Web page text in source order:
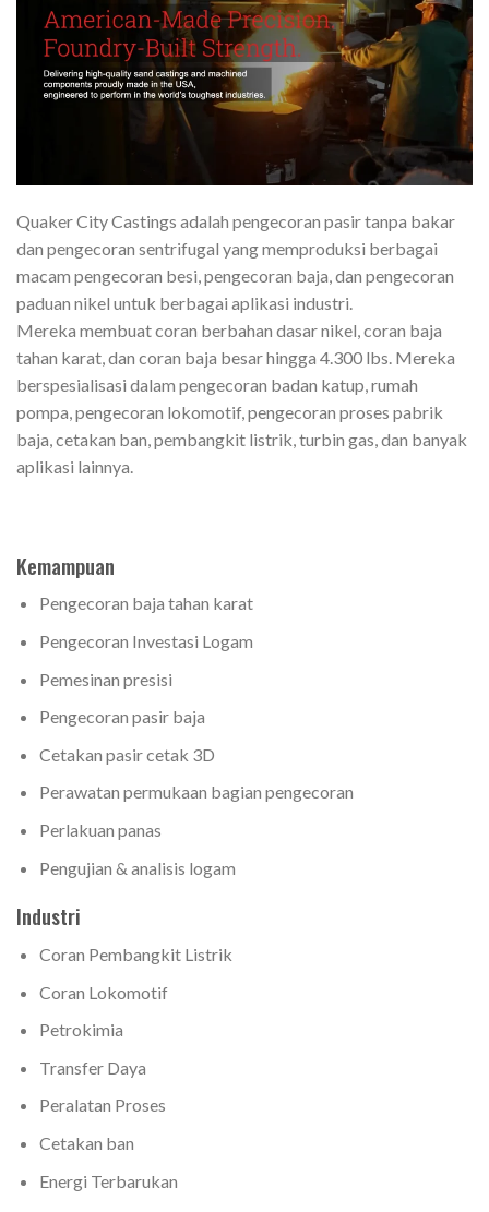
Quaker City Castings adalah pengecoran pasir tanpa bakar
dan pengecoran sentrifugal yang memproduksi berbagai
macam pengecoran besi, pengecoran baja, dan pengecoran
paduan nikel untuk berbagai aplikasi industri.
Mereka membuat coran berbahan dasar nikel, coran baja
tahan karat, dan coran baja besar hingga 4.300 lbs. Mereka
berspesialisasi dalam pengecoran badan katup, rumah
pompa, pengecoran lokomotif, pengecoran proses pabrik
baja, cetakan ban, pembangkit listrik, turbin gas, dan banyak
aplikasi lainnya.
Kemampuan
Pengecoran baja tahan karat
Pengecoran Investasi Logam
Pemesinan presisi
Pengecoran pasir baja
Cetakan pasir cetak 3D
Perawatan permukaan bagian pengecoran
Perlakuan panas
Pengujian & analisis logam
Industri
Coran Pembangkit Listrik
Coran Lokomotif
Petrokimia
Transfer Daya
Peralatan Proses
Cetakan ban
Energi Terbarukan